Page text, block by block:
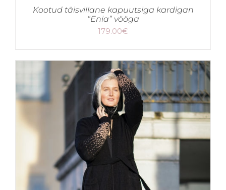
Kootud täisvillane kapuutsiga kardigan
“Enia” vööga
179.00€